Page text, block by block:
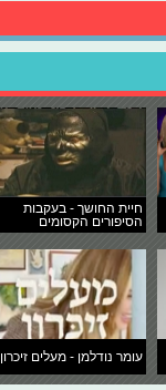
חיית החושך - בעקבות
הסיפורים הקסומים
עומר נודלמן - מעלים זיכרון